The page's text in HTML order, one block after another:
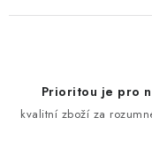
Prioritou je pro
kvalitní zboží za